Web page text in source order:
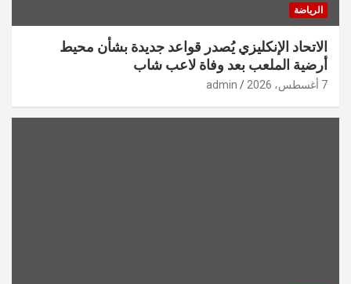
الرياضة
الاتحاد الإنكليزي يُصدر قواعد جديدة بشأن محيط
أرضية الملعب بعد وفاة لاعب شاب
7 أغسطس، 2026 admin